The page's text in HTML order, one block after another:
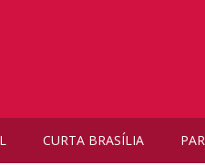
CURTA BRASÍLIA